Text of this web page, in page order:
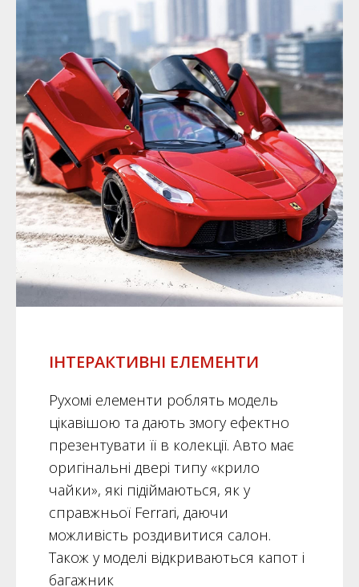
ІНТЕРАКТИВНІ ЕЛЕМЕНТИ
Рухомі елементи роблять модель
цікавішою та дають змогу ефектно
презентувати її в колекції. Авто має
оригінальні двері типу «крило
чайки», які підіймаються, як у
справжньої Ferrari, даючи
можливість роздивитися салон.
Також у моделі відкриваються капот і
багажник